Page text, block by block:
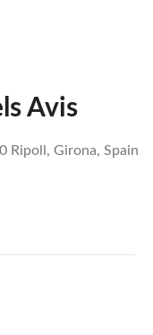
Avis
Ripoll, Girona, Spain